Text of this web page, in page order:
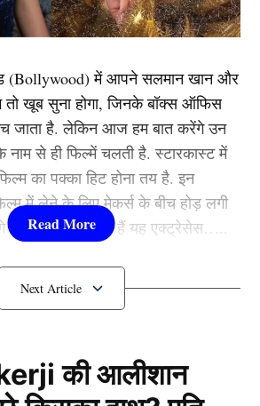
शिंदे कुर्सी पर बैठकर अपने लैपटाप में
बैंक कर्मी भी अपने अपने काम में व्यस्त
पर ही पीछे की तरफ लुढ़क गए। राजेश
बगल में बैठे लोगों ने बाकी लोगों को
अस्पताल ले जाया गया। लेकिन
देर हो चुकी थी और हार्ट अटैक के
चुकी थी।
हो रहा वायरल
(Bollywood)में आपने सलमान खान और
खूब सुना होगा, जिनके बॉक्स ऑफिस
जाता है. लेकिन आज हम बात करेंगे उन
नाम से ही फिल्में चलती है. स्टारकास्ट में
का पक्का हिट होना तय है. इन
में लेने के लिए मेकर्स के बीच होड़ लगी
जानते हैं कौन-कौन हैं यह एक्ट्रेसेस…..
की यह हसीनाएं?
की आलीशान